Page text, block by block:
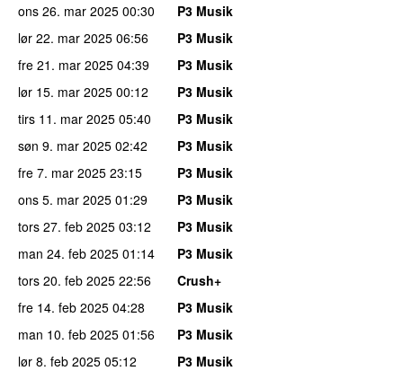
ons 26. mar 2025 00:30
P3 Musik
lør 22. mar 2025 06:56
P3 Musik
fre 21. mar 2025 04:39
P3 Musik
lør 15. mar 2025 00:12
P3 Musik
tirs 11. mar 2025 05:40
P3 Musik
søn 9. mar 2025 02:42
P3 Musik
fre 7. mar 2025 23:15
P3 Musik
ons 5. mar 2025 01:29
P3 Musik
tors 27. feb 2025 03:12
P3 Musik
man 24. feb 2025 01:14
P3 Musik
tors 20. feb 2025 22:56
Crush+
fre 14. feb 2025 04:28
P3 Musik
man 10. feb 2025 01:56
P3 Musik
lør 8. feb 2025 05:12
P3 Musik